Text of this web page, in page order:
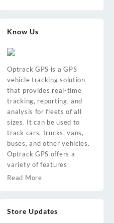
Know Us
Optrack GPS is a GPS
vehicle tracking solution
that provides real-time
tracking, reporting, and
analysis for fleets of all
sizes. It can be used to
track cars, trucks, vans,
buses, and other vehicles.
Optrack GPS offers a
variety of features
Read More
Store Updates